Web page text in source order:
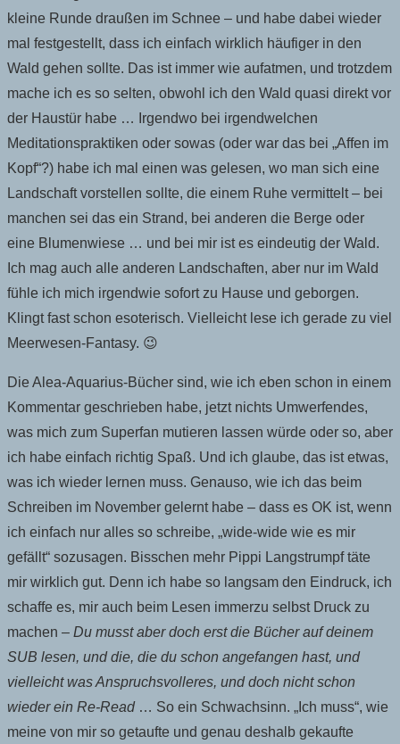
kleine Runde draußen im Schnee – und habe dabei wieder
mal festgestellt, dass ich einfach wirklich häufiger in den
Wald gehen sollte. Das ist immer wie aufatmen, und trotzdem
mache ich es so selten, obwohl ich den Wald quasi direkt vor
der Haustür habe … Irgendwo bei irgendwelchen
Meditationspraktiken oder sowas (oder war das bei „Affen im
Kopf“?) habe ich mal einen was gelesen, wo man sich eine
Landschaft vorstellen sollte, die einem Ruhe vermittelt – bei
manchen sei das ein Strand, bei anderen die Berge oder
eine Blumenwiese … und bei mir ist es eindeutig der Wald.
Ich mag auch alle anderen Landschaften, aber nur im Wald
fühle ich mich irgendwie sofort zu Hause und geborgen.
Klingt fast schon esoterisch. Vielleicht lese ich gerade zu viel
Meerwesen-Fantasy. 😉
Die Alea-Aquarius-Bücher sind, wie ich eben schon in einem
Kommentar geschrieben habe, jetzt nichts Umwerfendes,
was mich zum Superfan mutieren lassen würde oder so, aber
ich habe einfach richtig Spaß. Und ich glaube, das ist etwas,
was ich wieder lernen muss. Genauso, wie ich das beim
Schreiben im November gelernt habe – dass es OK ist, wenn
ich einfach nur alles so schreibe, „wide-wide wie es mir
gefällt“ sozusagen. Bisschen mehr Pippi Langstrumpf täte
mir wirklich gut. Denn ich habe so langsam den Eindruck, ich
schaffe es, mir auch beim Lesen immerzu selbst Druck zu
machen – Du musst aber doch erst die Bücher auf deinem
SUB lesen, und die, die du schon angefangen hast, und
vielleicht was Anspruchsvolleres, und doch nicht schon
wieder ein Re-Read… So ein Schwachsinn. „Ich muss“, wie
meine von mir so getaufte und genau deshalb gekaufte